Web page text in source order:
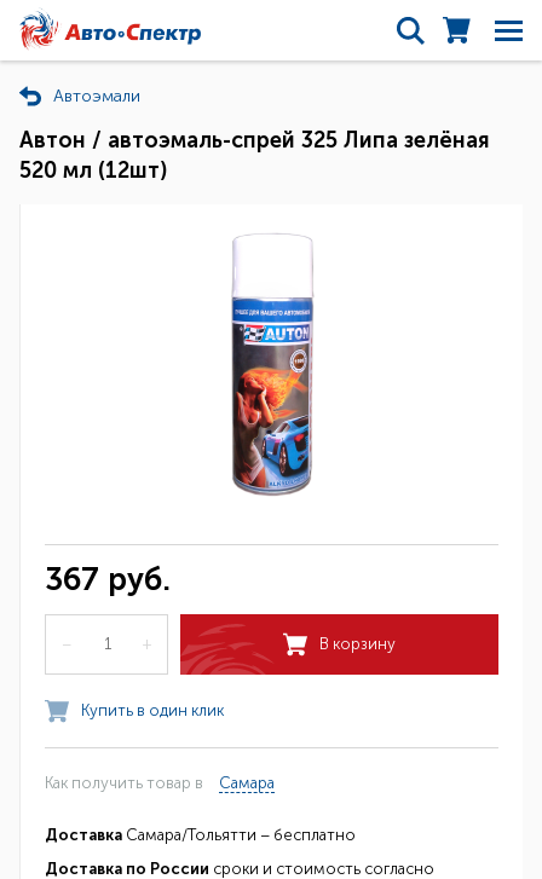
Автоэмали
Автон / автоэмаль-спрей 325 Липа зелёная
520 мл (12шт)
367 руб.
– + В корзину
Купить в один клик
Как получить товар в Самара
Доставка Самара/Тольятти – бесплатно
Доставка по России сроки и стоимость согласно